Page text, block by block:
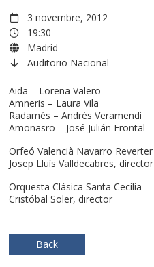
3 novembre, 2012
19:30
Madrid
Auditorio Nacional
Aida – Lorena Valero
Amneris – Laura Vila
Radamés – Andrés Veramendi
Amonasro – José Julián Frontal
Orfeó Valencià Navarro Reverter
Josep Lluís Valldecabres, director
Orquesta Clásica Santa Cecilia
Cristóbal Soler, director
Back